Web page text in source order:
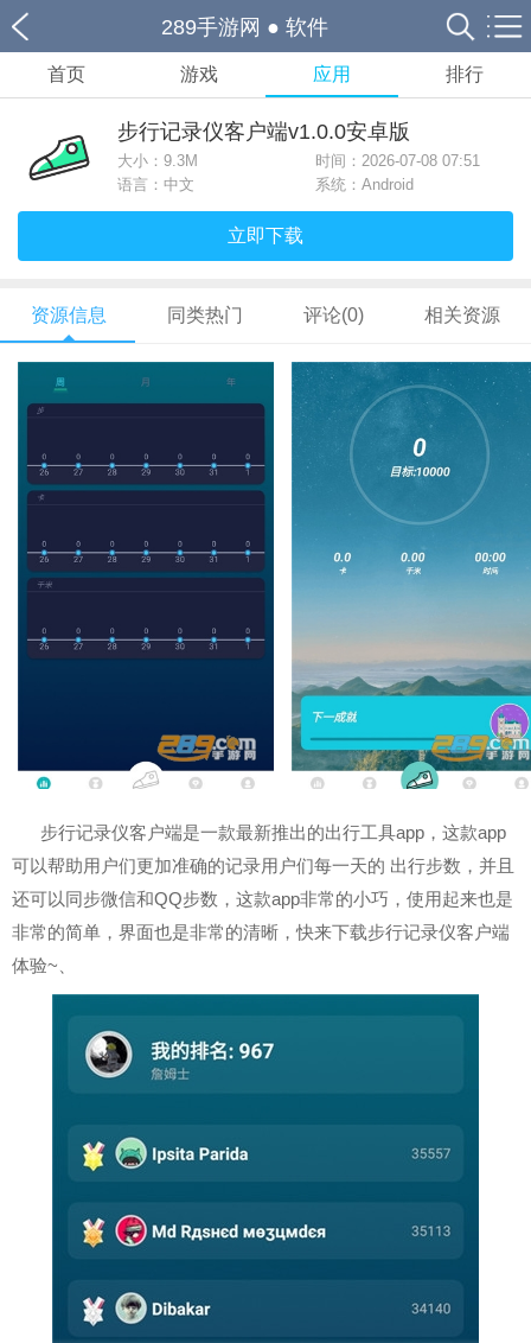
289手游网 ● 软件
首页 游戏 应用 排行
步行记录仪客户端v1.0.0安卓版
大小： 9.3M
时间：2026-07-08 07:51
语言：中文
系统：Android
立即下载
资源信息 同类热门 评论(0) 相关资源
步行记录仪客户端是一款最新推出的出行工具app，这款app
可以帮助用户们更加准确的记录用户们每一天的 出行步数，并且
还可以同步微信和QQ步数，这款app非常的小巧，使用起来也是
非常的简单，界面也是非常的清晰，快来下载步行记录仪客户端
体验~、